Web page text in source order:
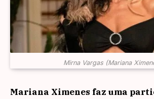
Mirna Vargas (Mariana
Mariana Ximenes faz uma